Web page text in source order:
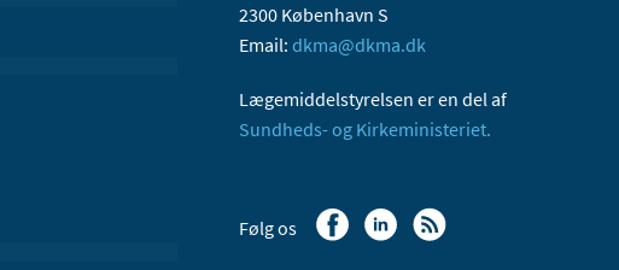
2300 København S
Email: dkma@dkma.dk
Lægemiddelstyrelsen er en del af
Sundheds- og Kirkeministeriet.
Følg os